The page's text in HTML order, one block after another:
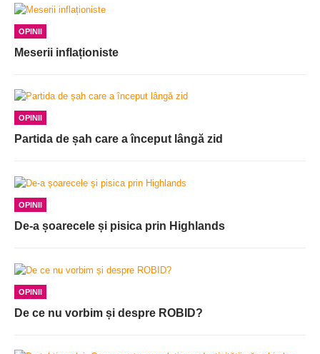
OPINII
Meserii inflaționiste
OPINII
Partida de șah care a început lângă zid
OPINII
De-a șoarecele și pisica prin Highlands
OPINII
De ce nu vorbim și despre ROBID?